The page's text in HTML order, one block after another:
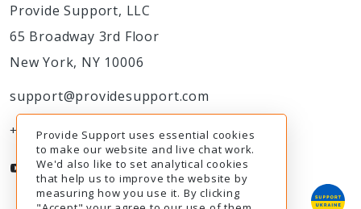
Provide Support, LLC
65 Broadway 3rd Floor
New York, NY 10006
support@providesupport.com
+1-888-777-9930
Provide Support uses essential cookies
to make our website and live chat work.
We'd also like to set analytical cookies
that help us to improve the website by
measuring how you use it. By clicking